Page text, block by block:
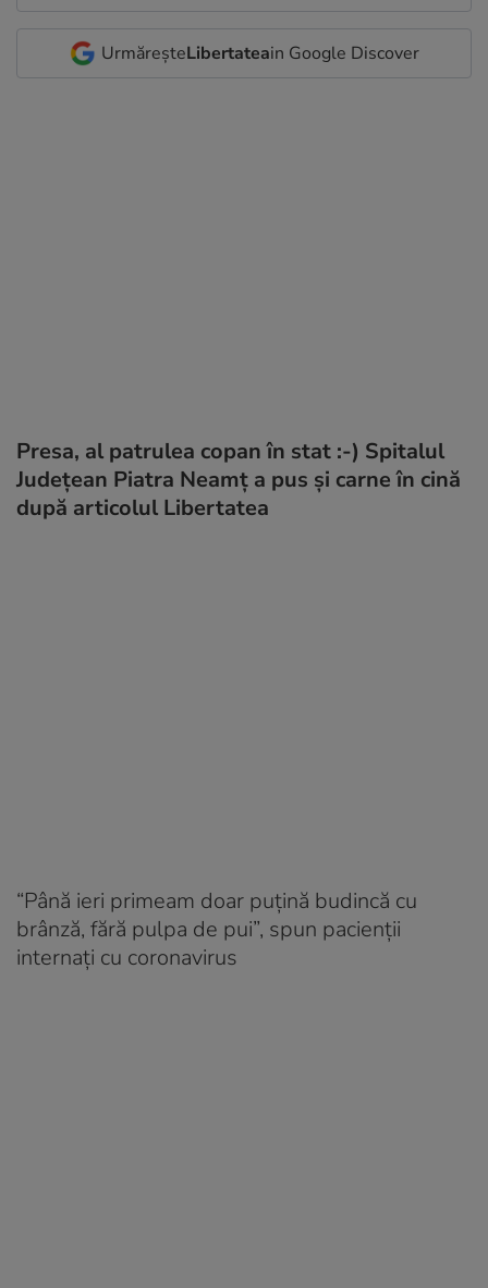
UrmăreșteLibertateain Google Discover
Presa, al patrulea copan în stat :-) Spitalul
Județean Piatra Neamț a pus și carne în cină
după articolul Libertatea
“Până ieri primeam doar puțină budincă cu
brânză, fără pulpa de pui”, spun pacienții
internați cu coronavirus